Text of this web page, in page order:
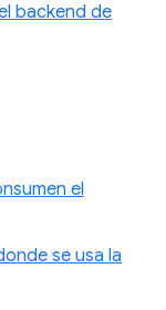
backend de
el
se usa la